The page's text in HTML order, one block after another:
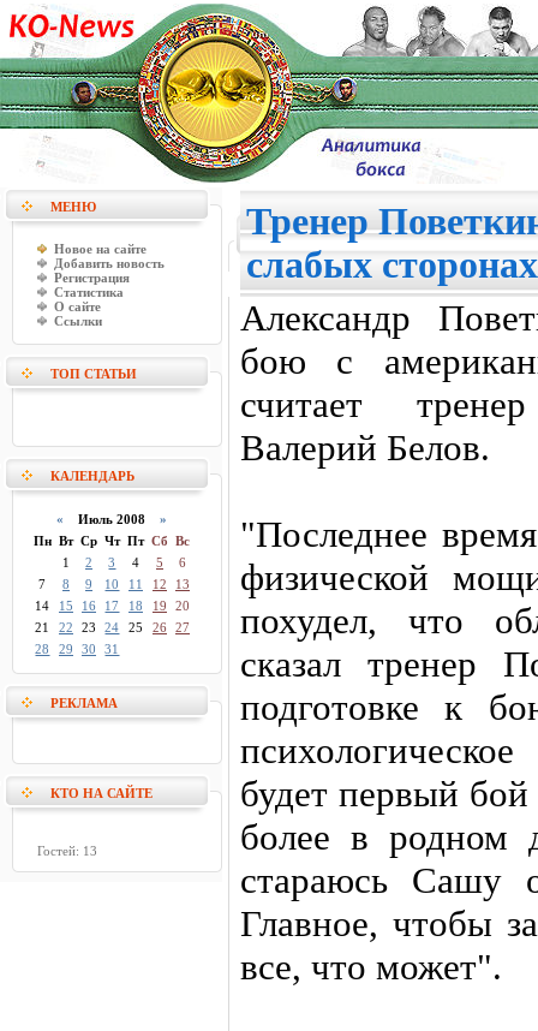
МЕНЮ
Новое на сайте
Добавить новость
Регистрация
Статистика
О сайте
Ссылки
ТОП СТАТЬИ
КАЛЕНДАРЬ
« Июль 2008 »
Пн Вт Ср Чт Пт Сб Вс
1
2 3 4 5
6
7
8 9 10 11 12
13
14
15 16 17 18 19
20
21
22 23 24 25 26 27
28
29 30 31
РЕКЛАМА
КТО НА САЙТЕ
Гостей: 13
Тренер
слабых
Александр
бою с
считает
Валерий Белов.
"Последнее
физической
похудел, что
сказал тренер
подготовке к
будет первый
более в родном
стараюсь Сашу
Главное, чтобы
все, что может".